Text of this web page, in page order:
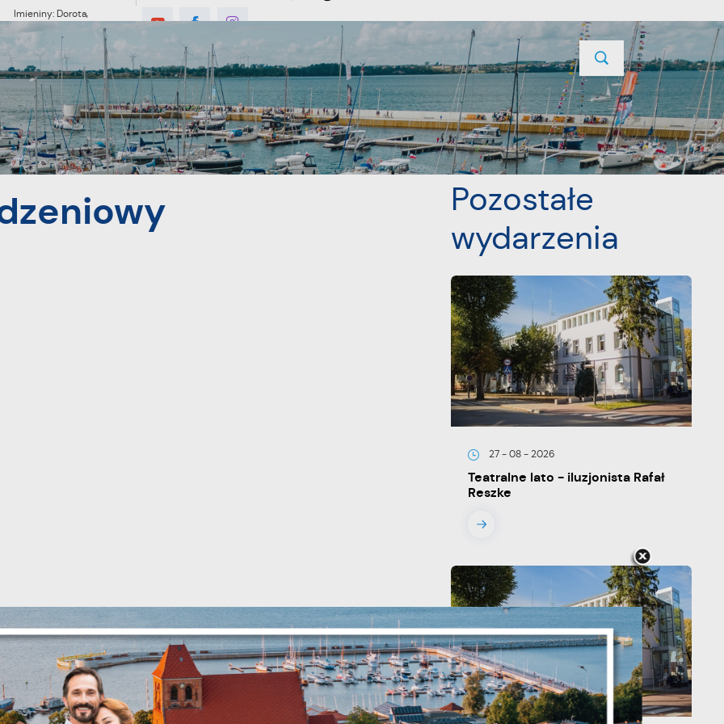
Imieniny: Dorota,
Konrad, Kajetan
MIESZKANIEC TURYSTYKA INWESTYCJE PROJEKTY UNIJNE KONTAKT
POPRZEDNI NASTĘPNY
Pozostałe
wydarzenia
27 - 08 - 2026
Teatralne lato - iluzjonista Rafał
Reszke
Twoją prywatność. Możesz zmienić ustawienia cookies lub zaakceptować je
W dowolnym momencie możesz dokonać zmiany swoich ustawień.